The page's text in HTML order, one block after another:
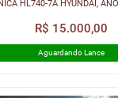
HL740-7A HYUNDAI,
R$ 15.000,00
Aguardando Lance